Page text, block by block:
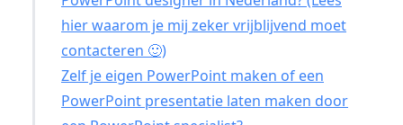
hier waarom je mij zeker vrijblijvend moet
contacteren 🙂)
Zelf je eigen PowerPoint maken of een
PowerPoint presentatie laten maken door